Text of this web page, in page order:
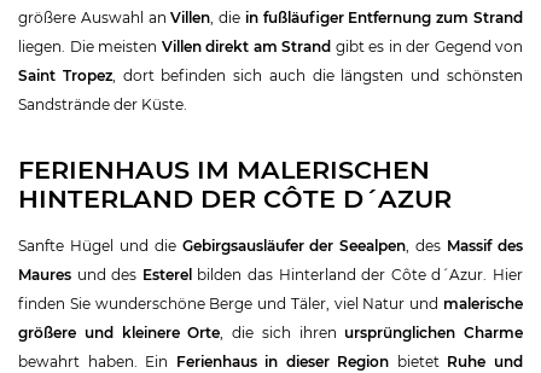
größere Auswahl anVillen, die in fußläufiger Entfernung zum Strand
liegen. Die meisten Villen direkt am Strand gibt es in der Gegend von
Saint Tropez, dort befinden sich auch die längsten und schönsten
Sandstrände der Küste.
FERIENHAUS IM MALERISCHEN
HINTERLAND DER CÔTE D´AZUR
Sanfte Hügel und die Gebirgsausläufer der Seealpen, des Massif des
Maures und des Esterel bilden das Hinterland der Côte d´Azur. Hier
finden Sie wunderschöne Berge und Täler, viel Natur und malerische
größere und kleinere Orte, die sich ihren ursprünglichen Charme
bewahrt haben. Ein Ferienhaus in dieser Region bietet Ruhe und